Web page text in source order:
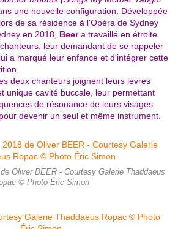
une nouvelle configuration. Développée
de sa résidence à l'Opéra de Sydney
en 2018, Beera travaillé en étroite
leur demandant de se rappeler
a marqué leur enfance et d'intégrer cette
deux chanteurs joignent leurs lèvres
unique cavité buccale, leur permettant
de résonance de leurs visages
devenir un seul et même instrument.
Oliver BEER - Courtesy Galerie Thaddaeus
© Photo Éric Simon